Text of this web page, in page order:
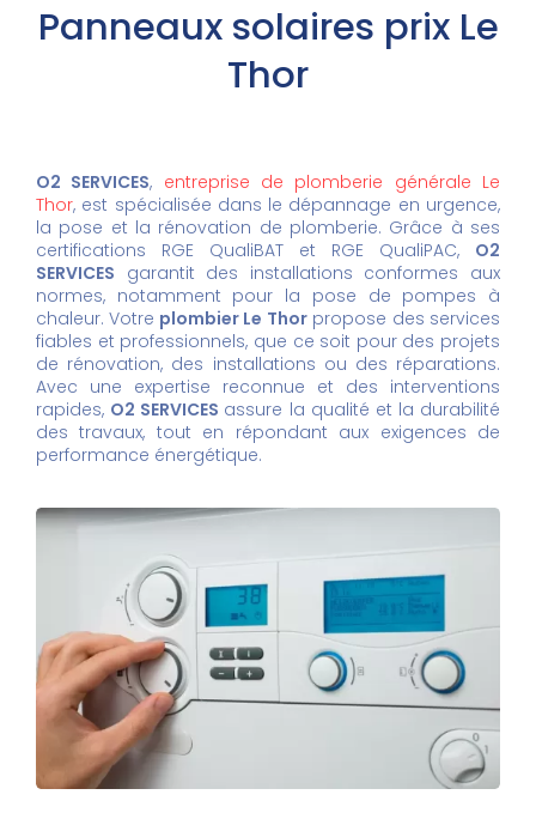
Panneaux solaires prix Le
Thor
O2 SERVICES, entreprise de plomberie générale Le
Thor, est spécialisée dans le dépannage en urgence,
la pose et la rénovation de plomberie. Grâce à ses
certifications RGE QualiBAT et RGE QualiPAC, O2
SERVICES garantit des installations conformes aux
normes, notamment pour la pose de pompes à
chaleur. Votre plombier Le Thorpropose des services
fiables et professionnels, que ce soit pour des projets
de rénovation, des installations ou des réparations.
Avec une expertise reconnue et des interventions
rapides, O2 SERVICES assure la qualité et la durabilité
des travaux, tout en répondant aux exigences de
performance énergétique.